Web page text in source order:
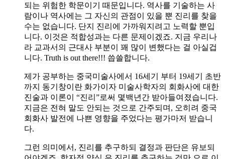
되는 위험한 학문이기 때문입니다. 역사를 기술하는 사
람이나 역사에는 그 자신의 관점이 있을 뿐 진리를 찾을
수는 없습니다. 단지 진리에 가까워지려고 노력할 뿐입
니다. 이것은 적합성과는 다른 문제이겠죠. 지금 우리나
라 교과서의 근대사 부분이 꽤 많이 변했다는 걸 아실겁
니다. Truth is out there!!! 씁쓸합니다.
제가 공부하는 중국미술사에서 16세기 부터 19세기 초반
까지 동기창이란 화가이자 미술사학자의 회화사에 대한
진술과 이론이 “진리”로써 몇백년간 받아들여졌습니다.
지금은 전혀 말도 안되는 것으로 간주되며, 오히려 중국
회화사 발전에 나쁜 영향을 주었다는 평가마저 받습니
다.
그런 의미에서, 진리를 추구하되 결정과 판단은 유보되